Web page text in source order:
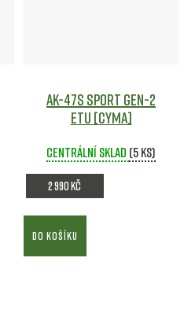
AK-47S SPORT GEN-2
ETU [CYMA]
Centrální sklad (5 ks)
2 990 Kč
DO KOŠÍKU